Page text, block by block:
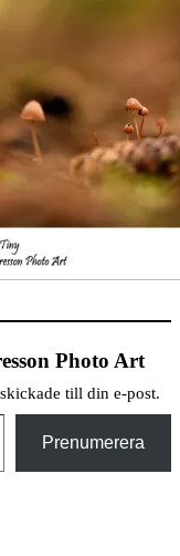
Photo Art
till din e-post.
Prenumerera